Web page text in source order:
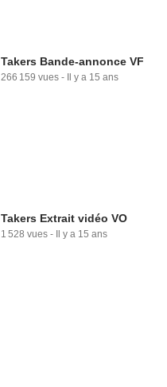
Takers Bande-annonce VF
266 159 vues - Il y a 15 ans
Takers Extrait vidéo VO
1 528 vues - Il y a 15 ans